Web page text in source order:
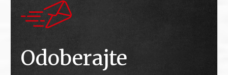
Odoberajte